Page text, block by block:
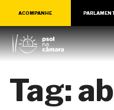
ACOMPANHE
Tag: